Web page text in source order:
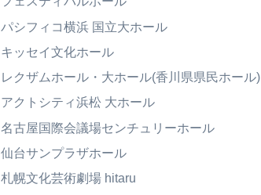
パシフィコ横浜 国立大ホール
キッセイ文化ホール
レクザムホール・大ホール(香川県県民ホール)
アクトシティ浜松 大ホール
名古屋国際会議場センチュリーホール
仙台サンプラザホール
札幌文化芸術劇場 hitaru